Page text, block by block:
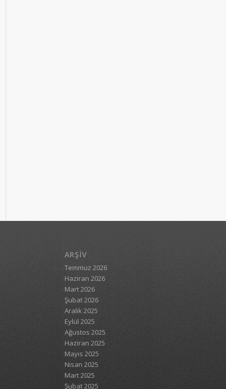
ARŞIV
Temmuz 2026
Haziran 2026
Mart 2026
Şubat 2026
Aralık 2025
Eylül 2025
Ağustos 2025
Haziran 2025
Mayıs 2025
Nisan 2025
Mart 2025
Şubat 2025